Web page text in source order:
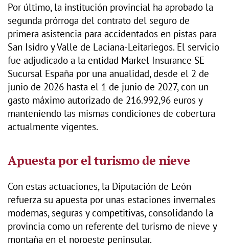
Por último, la institución provincial ha aprobado la
segunda prórroga del contrato del seguro de
primera asistencia para accidentados en pistas para
San Isidro y Valle de Laciana-Leitariegos. El servicio
fue adjudicado a la entidad Markel Insurance SE
Sucursal España por una anualidad, desde el 2 de
junio de 2026 hasta el 1 de junio de 2027, con un
gasto máximo autorizado de 216.992,96 euros y
manteniendo las mismas condiciones de cobertura
actualmente vigentes.
Apuesta por el turismo de nieve
Con estas actuaciones, la Diputación de León
refuerza su apuesta por unas estaciones invernales
modernas, seguras y competitivas, consolidando la
provincia como un referente del turismo de nieve y
montaña en el noroeste peninsular.